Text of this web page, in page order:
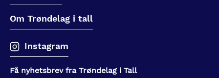
Om Trøndelag i tall
Instagram
Få nyhetsbrev fra Trøndelag i Tall